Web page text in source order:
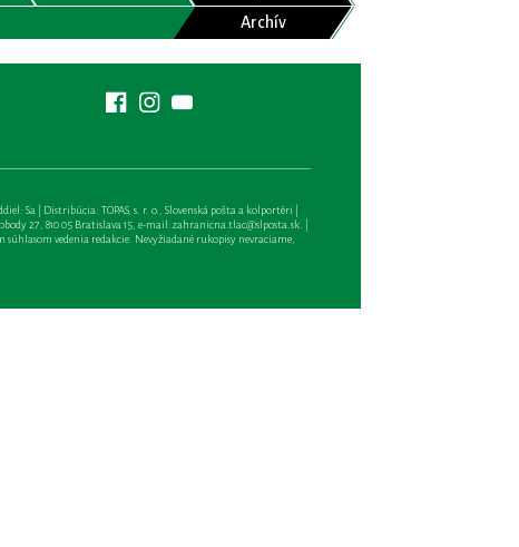
Archív
Sa | Distribúcia: TOPAS, s. r. o., Slovenská pošta a kolportéri |
27, 810 05 Bratislava 15, e-mail:zahranicna.tlac@slposta.sk. |
vedenia redakcie. Nevyžiadané rukopisy nevraciame,